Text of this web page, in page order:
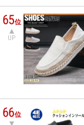
65位
UP
66位